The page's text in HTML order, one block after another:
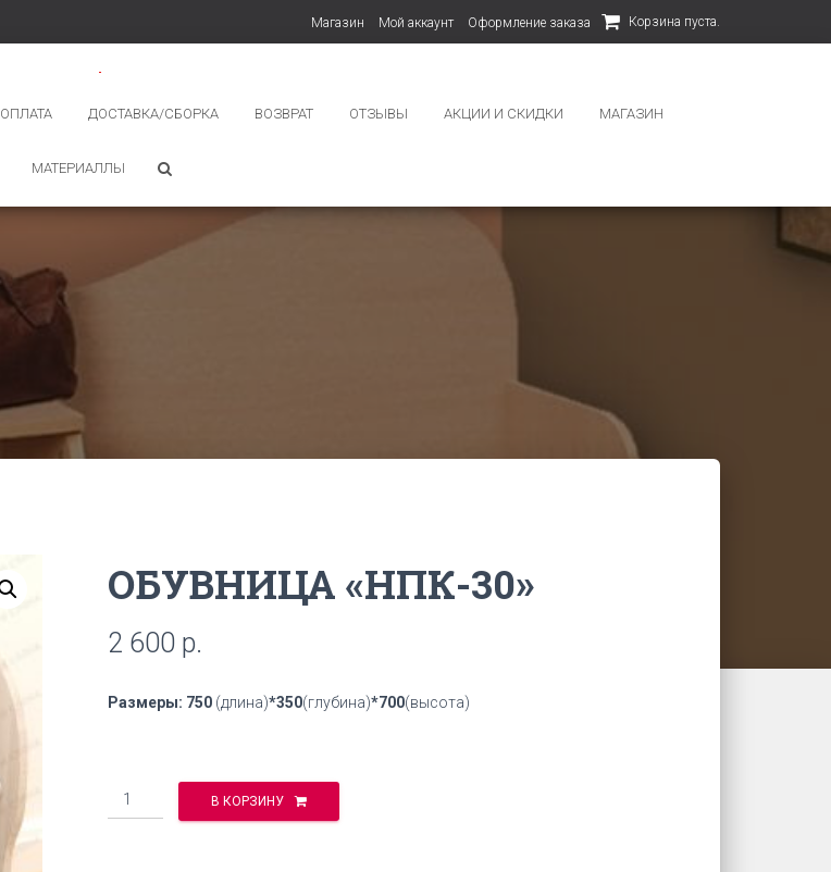
Магазин Мой аккаунт Оформление заказа Корзина пуста.
ОПЛАТА ДОСТАВКА/СБОРКА ВОЗВРАТ ОТЗЫВЫ АКЦИИ И СКИДКИ МАГАЗИН
МАТЕРИАЛЛЫ
ОБУВНИЦА «НПК-30»
2 600 р.
Размеры: 750 (длина)*350(глубина)*700(высота)
Количество В КОРЗИНУ